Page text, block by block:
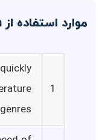
موارد استفاده از TheBookSum
1